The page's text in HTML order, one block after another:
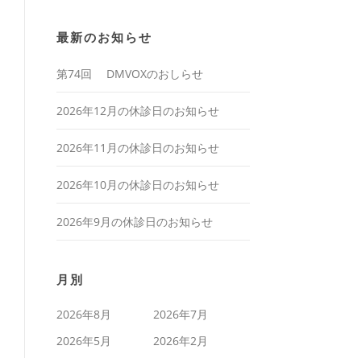
最新のお知らせ
第74回 DMVOXのおしらせ
2026年12月の休診日のお知らせ
2026年11月の休診日のお知らせ
2026年10月の休診日のお知らせ
2026年9月の休診日のお知らせ
月別
2026年8月
2026年7月
2026年5月
2026年2月